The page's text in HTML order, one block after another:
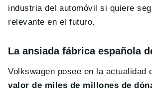
industria del automóvil si quiere
relevante en el futuro.
La ansiada fábrica española
Volkswagen posee en la actualidad
valor de miles de millones de